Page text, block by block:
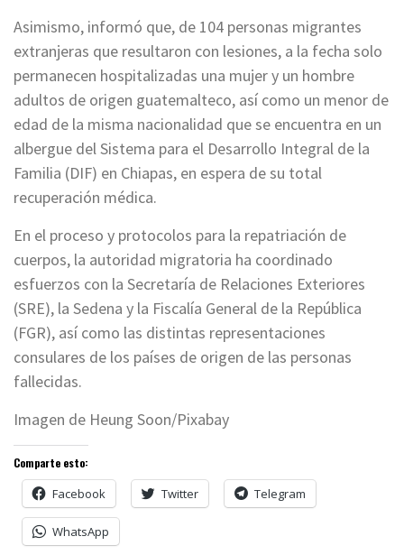
Asimismo, informó que, de 104 personas migrantes
extranjeras que resultaron con lesiones, a la fecha solo
permanecen hospitalizadas una mujer y un hombre
adultos de origen guatemalteco, así como un menor de
edad de la misma nacionalidad que se encuentra en un
albergue del Sistema para el Desarrollo Integral de la
Familia (DIF) en Chiapas, en espera de su total
recuperación médica.
En el proceso y protocolos para la repatriación de
cuerpos, la autoridad migratoria ha coordinado
esfuerzos con la Secretaría de Relaciones Exteriores
(SRE), la Sedena y la Fiscalía General de la República
(FGR), así como las distintas representaciones
consulares de los países de origen de las personas
fallecidas.
Imagen de Heung Soon/Pixabay
Comparte esto:
Facebook Twitter Telegram
WhatsApp